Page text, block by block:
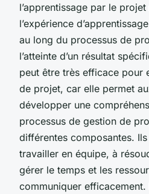
l’apprentissage par le projet
l’expérience
au long du processus de
l’atteinte d’un résultat
peut être très efficace pour
de projet, car elle permet
développer une
processus de gestion de
différentes composantes.
travailler en équipe, à
gérer le temps et les
communiquer